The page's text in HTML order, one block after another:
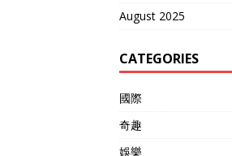
August 2025
CATEGORIES
國際
奇趣
娛樂